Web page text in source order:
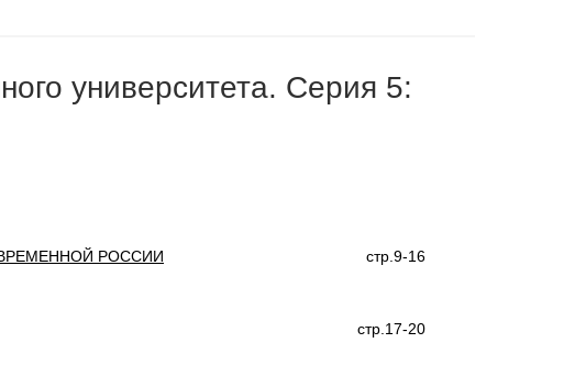
университета. Серия 5:
РОССИИ
стр.9-16
стр.17-20